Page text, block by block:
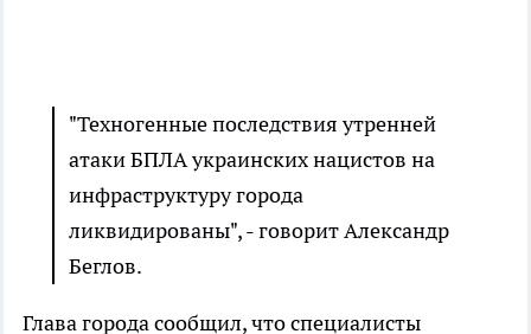
"Техногенные последствия утренней
атаки БПЛА украинских нацистов на
инфраструктуру города
ликвидированы", - говорит Александр
Беглов.
Глава города сообщил, что специалисты